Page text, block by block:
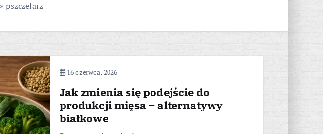
»pszczelarz
16 czerwca, 2026
Jak zmienia się podejście do
produkcji mięsa – alternatywy
białkowe